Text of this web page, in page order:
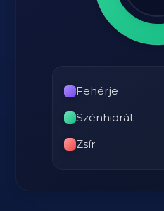
Fehérje
Szénhidrát
Zsír